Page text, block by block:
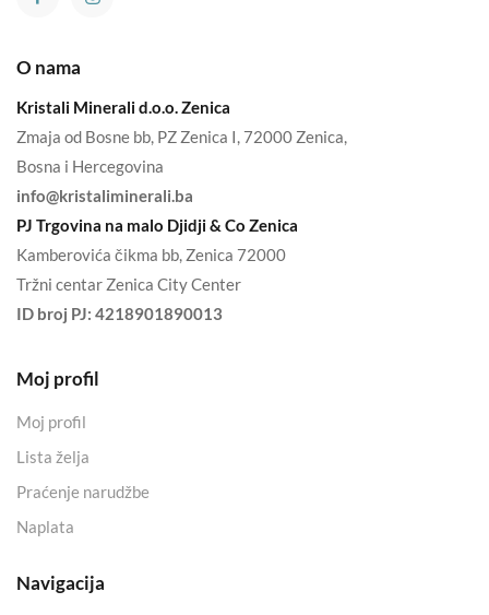
O nama
Kristali Minerali d.o.o. Zenica
Zmaja od Bosne bb, PZ Zenica I, 72000 Zenica,
Bosna i Hercegovina
info@kristaliminerali.ba
PJ Trgovina na malo Djidji & Co Zenica
Kamberovića čikma bb, Zenica 72000
Tržni centar Zenica City Center
ID broj PJ: 4218901890013
Moj profil
Moj profil
Lista želja
Praćenje narudžbe
Naplata
Navigacija